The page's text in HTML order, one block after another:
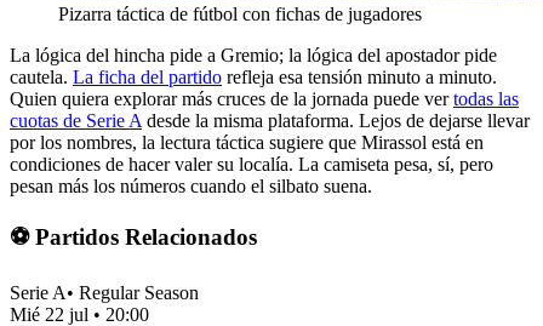
Pizarra táctica de fútbol con fichas de jugadores
La lógica del hincha pide a Gremio; la lógica del apostador pide
cautela. La ficha del partido refleja esa tensión minuto a minuto.
Quien quiera explorar más cruces de la jornada puede vertodas las
cuotas de Serie A desde la misma plataforma. Lejos de dejarse llevar
por los nombres, la lectura táctica sugiere que Mirassol está en
condiciones de hacer valer su localía. La camiseta pesa, sí, pero
pesan más los números cuando el silbato suena.
⚽ Partidos Relacionados
Serie A• Regular Season
Mié 22 jul • 20:00